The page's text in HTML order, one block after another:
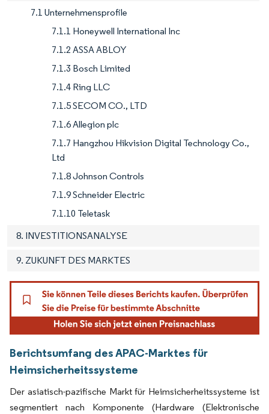
7.1 Unternehmensprofile
7.1.1 Honeywell International Inc
7.1.2 ASSA ABLOY
7.1.3 Bosch Limited
7.1.4 Ring LLC
7.1.5 SECOM CO., LTD
7.1.6 Allegion plc
7.1.7 Hangzhou Hikvision Digital Technology Co.,
Ltd
7.1.8 Johnson Controls
7.1.9 Schneider Electric
7.1.10 Teletask
8. INVESTITIONSANALYSE
9. ZUKUNFT DES MARKTES
Berichtsumfang des APAC-Marktes für
Heimsicherheitssysteme
Der asiatisch-pazifische Markt für Heimsicherheitssysteme ist
segmentiert nach Komponente (Hardware (Elektronische